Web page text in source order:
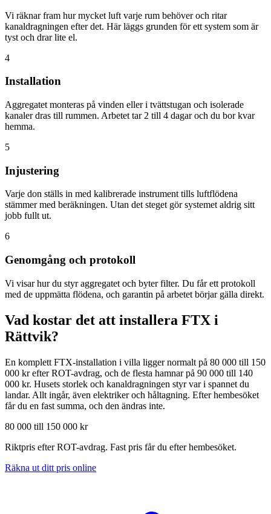
Vi räknar fram hur mycket luft varje rum behöver och ritar
kanaldragningen efter det. Här läggs grunden för ett system som är
tyst och drar lite el.
4
Installation
Aggregatet monteras på vinden eller i tvättstugan och isolerade
kanaler dras till rummen. Arbetet tar 2 till 4 dagar och du bor kvar
hemma.
5
Injustering
Varje don ställs in med kalibrerade instrument tills luftflödena
stämmer med beräkningen. Utan det steget gör systemet aldrig sitt
jobb fullt ut.
6
Genomgång och protokoll
Vi visar hur du styr aggregatet och byter filter. Du får ett protokoll
med de uppmätta flödena, och garantin på arbetet börjar gälla direkt.
Vad kostar det att installera FTX i
Rättvik?
En komplett FTX-installation i villa ligger normalt på 80 000 till 150
000 kr efter ROT-avdrag, och de flesta hamnar på 90 000 till 140
000 kr. Husets storlek och kanaldragningen styr var i spannet du
landar. Allt ingår, även elektriker och håltagning. Efter hembesöket
får du en fast summa, och den ändras inte.
80 000 till 150 000 kr
Riktpris efter ROT-avdrag. Fast pris får du efter hembesöket.
Räkna ut ditt pris online